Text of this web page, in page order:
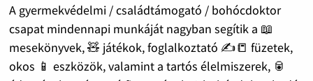
A gyermekvédelmi / családtámogató / bohócdoktor
csapat mindennapi munkáját nagyban segítik a 📖
mesekönyvek, 🧸 játékok, foglalkoztató ✍️📒 füzetek,
okos 📱 eszközök, valamint a tartós élelmiszerek, 🥫